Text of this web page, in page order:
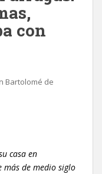
con
Bartolomé de
casa en
más de medio siglo